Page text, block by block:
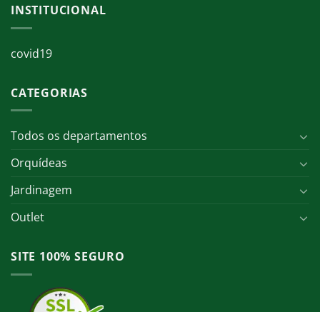
INSTITUCIONAL
covid19
CATEGORIAS
Todos os departamentos
Orquídeas
Jardinagem
Outlet
SITE 100% SEGURO